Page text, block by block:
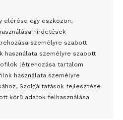
elérése egy eszközön,
hirdetések
személyre szabott
használata személyre szabott
létrehozása tartalom
használata személyre
Szolgáltatások fejlesztése
körű adatok felhasználása
Bahmutnál
művét miután elégették.
művei szabadon
egyházügyi törvény